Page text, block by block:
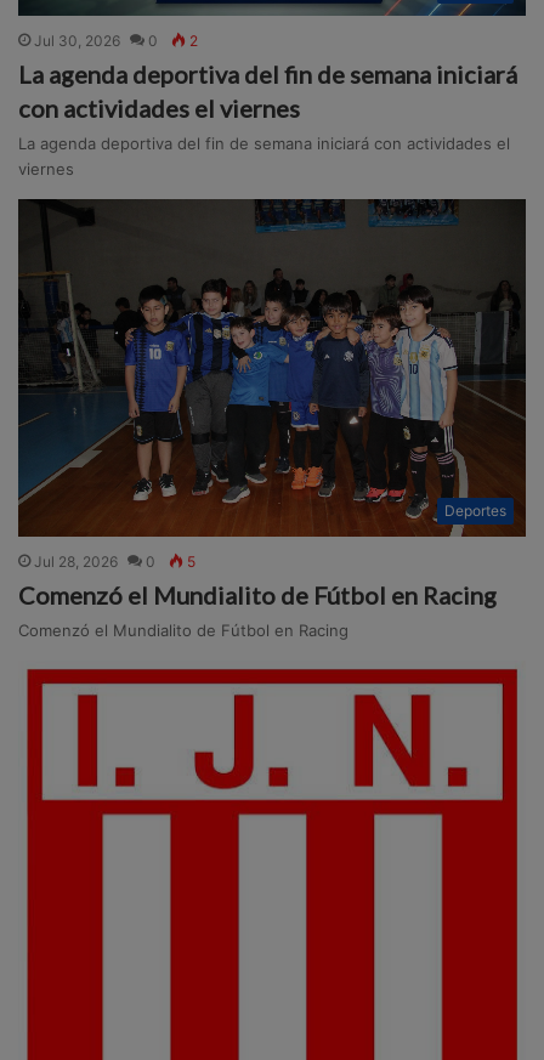
Jul 30, 2026 0 2
La agenda deportiva del fin de semana iniciará
con actividades el viernes
La agenda deportiva del fin de semana iniciará con actividades el
viernes
Deportes
Jul 28, 2026 0 5
Comenzó el Mundialito de Fútbol en Racing
Comenzó el Mundialito de Fútbol en Racing